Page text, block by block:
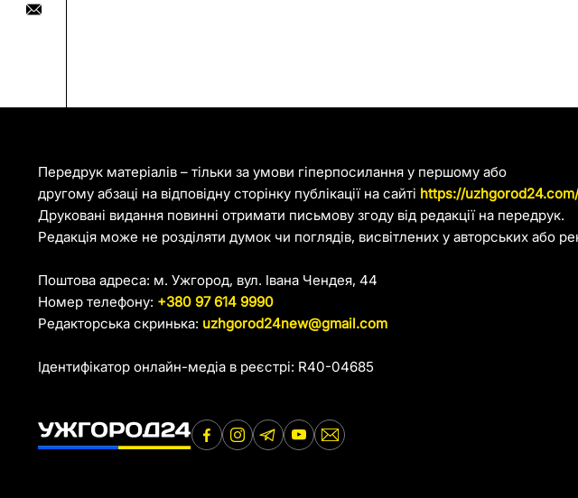
Передрук матеріалів – тільки за умови гіперпосилання у першому або
другому абзаці на відповідну сторінку публікації на сайті https://uzhgorod24.com/
Друковані видання повинні отримати письмову згоду від редакції на передрук.
Редакція може не розділяти думок чи поглядів, висвітлених у авторських або
Поштова адреса: м. Ужгород, вул. Івана Чендея, 44
Номер телефону: +380 97 614 9990
Редакторська скринька: uzhgorod24new@gmail.com
Ідентифікатор онлайн-медіа в реєстрі: R40-04685